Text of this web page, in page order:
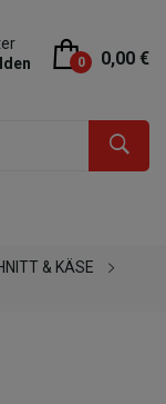
0 0,00 €
& KÄSE